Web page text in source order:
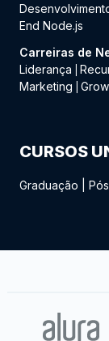
End Node.js
Carreiras de
Liderança
Marketing
CURSOS
Graduação